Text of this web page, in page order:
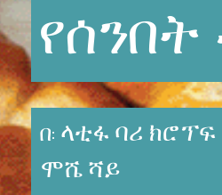
የሰንበት
በ: ላቲፋ ባሪ ክሮፕፍ
ሞሼ ሻይ